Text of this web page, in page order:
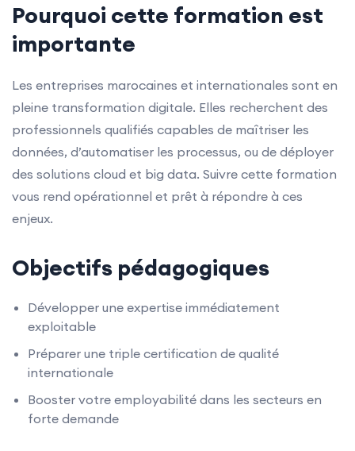
Pourquoi cette formation est
importante
Les entreprises marocaines et internationales sont en
pleine transformation digitale. Elles recherchent des
professionnels qualifiés capables de maîtriser les
données, d’automatiser les processus, ou de déployer
des solutions cloud et big data. Suivre cette formation
vous rend opérationnel et prêt à répondre à ces
enjeux.
Objectifs pédagogiques
Développer une expertise immédiatement
exploitable
Préparer une triple certification de qualité
internationale
Booster votre employabilité dans les secteurs en
forte demande